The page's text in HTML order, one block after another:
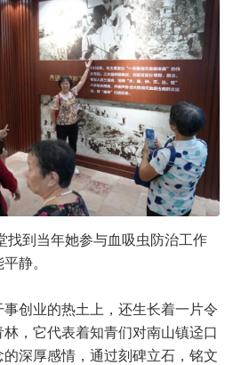
到当年她参与血吸虫防治工作
静。
创业的热土上，还生长着一片令
，它代表着知青们对南山镇迳口
深厚感情，通过刻碑立石，铭文